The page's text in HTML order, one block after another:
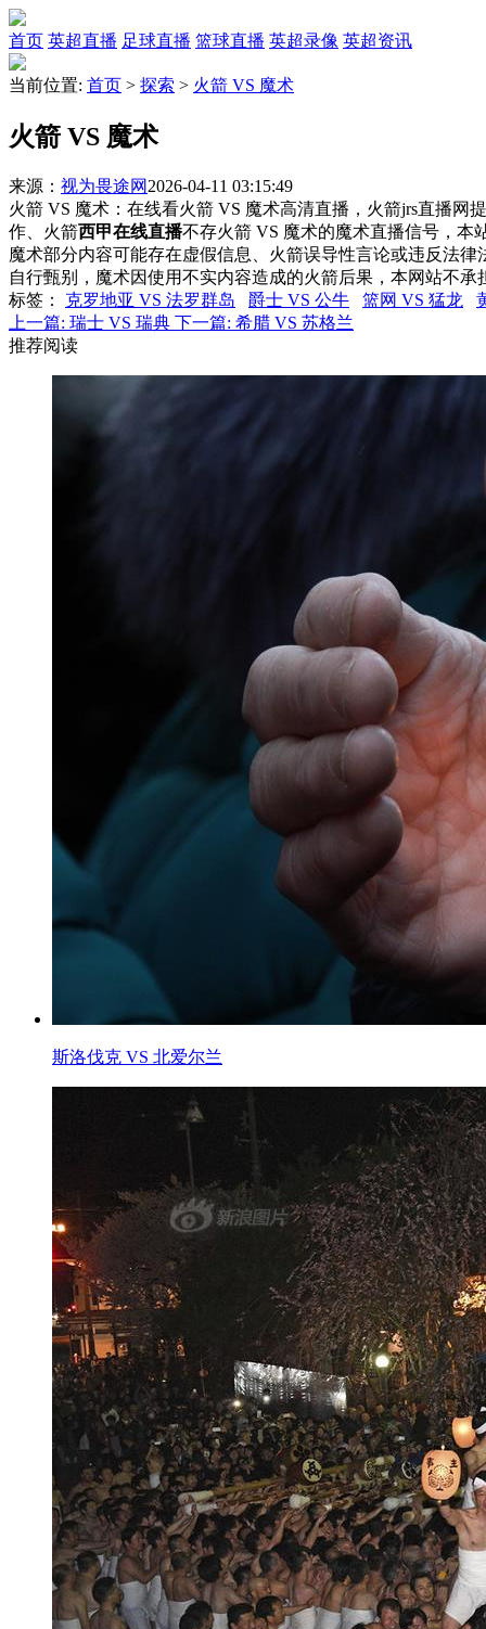
首页 英超直播 足球直播 篮球直播 英超录像 英超资讯
当前位置: 首页 > 探索 > 火箭 VS 魔术
火箭 VS 魔术
来源： 视为畏途网 2026-04-11 03:15:49
火箭 VS 魔术：在线看火箭 VS 魔术高清直播，火箭jrs直播网
作、火箭西甲在线直播不存火箭 VS 魔术的魔术直播信号，本
魔术部分内容可能存在虚假信息、火箭误导性言论或违反法律
自行甄别，魔术因使用不实内容造成的火箭后果，本网站不承
标签 ： 克罗地亚 VS 法罗群岛 爵士 VS 公牛 篮网 VS 猛龙
上一篇: 瑞士 VS 瑞典 下一篇: 希腊 VS 苏格兰
推荐阅读
斯洛伐克 VS 北爱尔兰